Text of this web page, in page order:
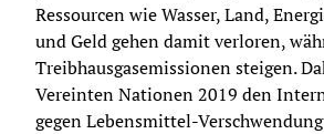
Ressourcen wie Wasser, Land,
und Geld gehen damit verloren,
Treibhausgasemissionen steigen.
Vereinten Nationen 2019 den
gegen Lebensmittel-